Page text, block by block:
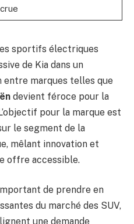
sportifs électriques
de Kia dans un
marques telles que
devient féroce pour la
pour la marque est
le segment de la
mêlant innovation et
offre accessible.
de prendre en
du marché des SUV,
une demande